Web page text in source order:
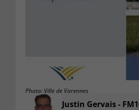
Photo: Ville de Varennes
Justin Gervais -